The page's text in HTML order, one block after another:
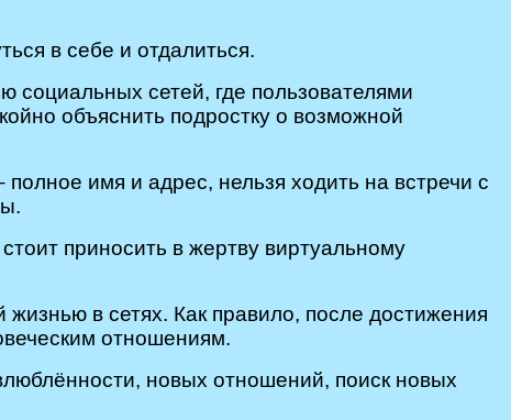
в себе и отдалиться.
сетей, где пользователями
объяснить подростку о возможной
имя и адрес, нельзя ходить на встречи с
приносить в жертву виртуальному
в сетях. Как правило, после достижения
отношениям.
новых отношений, поиск новых